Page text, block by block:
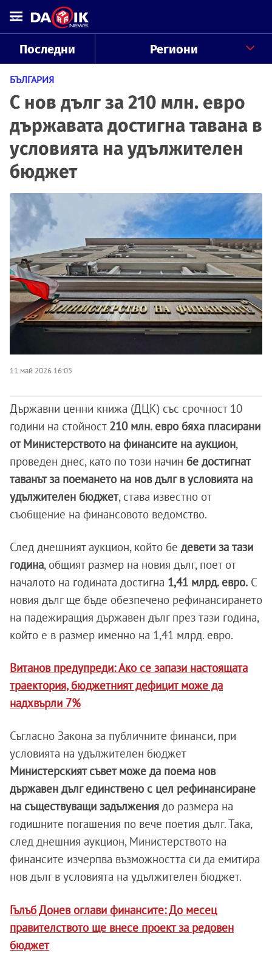
Последни Региони
БЪЛГАРИЯ
С нов дълг за 210 млн. евро
държавата достигна тавана в
условията на удължителен
бюджет
11 май 2026 16:05
Държавни ценни книжа (ДЦК) със срочност 10
години на стойност 210 млн. евро бяха пласирани
от Министерството на финансите на аукцион,
проведен днес, като по този начин бе достигнат
таванът за поемането на нов дълг в условията на
удължителен бюджет, става известно от
съобщение на финансовото ведомство.
След днешният аукцион, който бе девети за тази
година, общият размер на новия дълг, поет от
началото на годината достигна 1,41 млрд. евро. С
новия дълг ще бъде обезпечено рефинансирането
на падежиращия държавен дълг през тази година,
който е в размер именно на 1,41 млрд. евро.
Витанов предупреди: Ако се запази настоящата
траектория, бюджетният дефицит може да
надхвърли 7%
Съгласно Закона за публичните финанси, при
условията на удължителен бюджет
Министерският съвет може да поема нов
държавен дълг единствено с цел рефинансиране
на съществуващи задължения до размера на
годишните погашения по вече поетия дълг. Така,
след днешния аукцион, Министерството на
финансите изчерпва възможността си да емитира
нов дълг в условията на удължителен бюджет.
Гълъб Донев оглави финансите: До месец
правителството ще внесе проект за редовен
бюджет